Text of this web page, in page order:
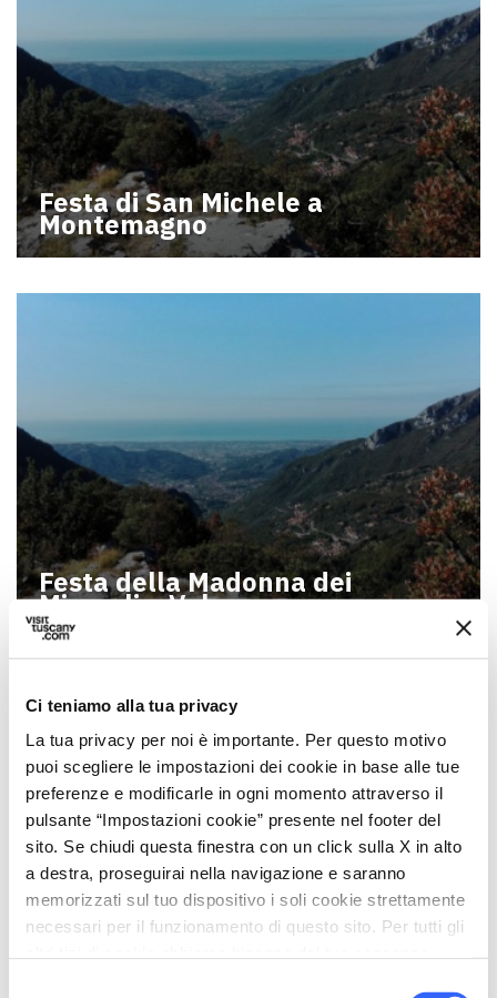
Ci teniamo alla tua privacy
La tua privacy per noi è importante. Per questo motivo
puoi scegliere le impostazioni dei cookie in base alle tue
preferenze e modificarle in ogni momento attraverso il
pulsante “Impostazioni cookie” presente nel footer del
sito. Se chiudi questa finestra con un click sulla X in alto
a destra, proseguirai nella navigazione e saranno
memorizzati sul tuo dispositivo i soli cookie strettamente
necessari per il funzionamento di questo sito. Per tutti gli
Festa di San Michele a
Montemagno
Festa della Madonna dei
Miracoli a Valpromaro
Festa della Madonnina del